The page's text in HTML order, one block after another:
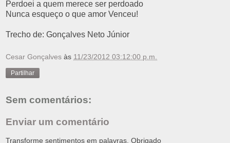
Perdoei a quem merece ser perdoado
Nunca esqueço o que amor Venceu!
Trecho de: Gonçalves Neto Júnior
Cesar Gonçalves às 11/23/2012 03:12:00 p.m.
Partilhar
Sem comentários:
Enviar um comentário
Transforme sentimentos em palavras. Obrigado